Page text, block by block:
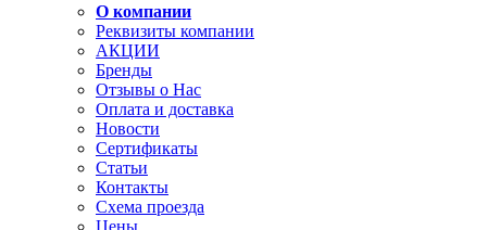
О компании
Реквизиты компании
АКЦИИ
Бренды
Отзывы о Нас
Оплата и доставка
Новости
Сертификаты
Статьи
Контакты
Схема проезда
Цены